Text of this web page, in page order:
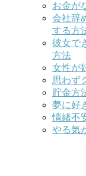
お金が
会社辞
する方
彼女で
方法
女性が
思わず
貯金方
夢に好
情緒不
やる気